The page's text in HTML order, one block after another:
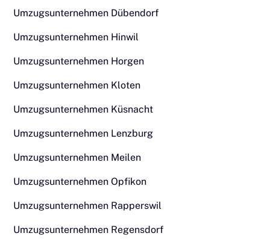
Umzugsunternehmen Dübendorf
Umzugsunternehmen Hinwil
Umzugsunternehmen Horgen
Umzugsunternehmen Kloten
Umzugsunternehmen Küsnacht
Umzugsunternehmen Lenzburg
Umzugsunternehmen Meilen
Umzugsunternehmen Opfikon
Umzugsunternehmen Rapperswil
Umzugsunternehmen Regensdorf